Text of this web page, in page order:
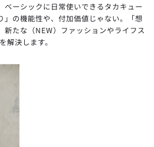
ベーシックに日常使いできるタカキュー
」の機能性や、付加価値じゃない。「想
新たな（NEW）ファッションやライフス
解決します。